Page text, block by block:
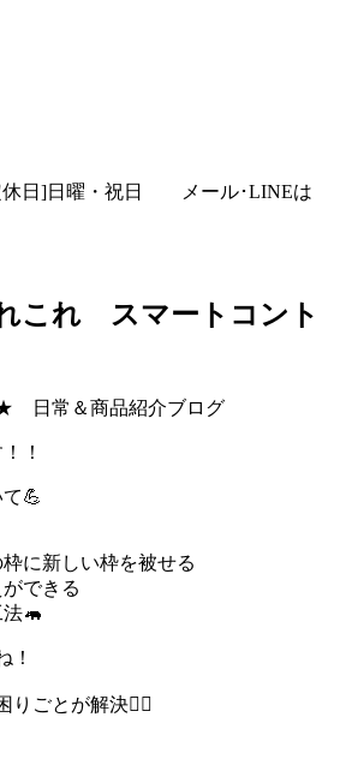
日]日曜・祝日
メール･LINEは
これ スマートコント
日常＆商品紹介ブログ
！
💪
に新しい枠を被せる
できる
🦛
！
りごとが解決🙆‍♀️